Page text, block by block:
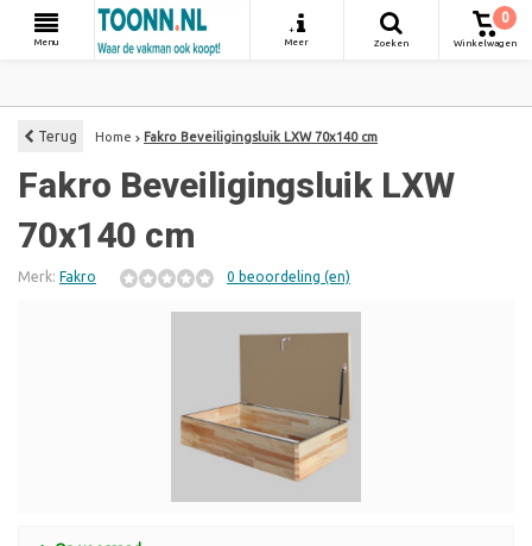
Menu
+
Meer
Zoeken
0
Winkelwagen
Terug Home Fakro Beveiligingsluik LXW 70x140 cm
Fakro Beveiligingsluik LXW
70x140 cm
Merk: Fakro 0 beoordeling (en)